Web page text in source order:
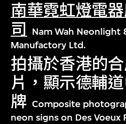
南華霓虹燈電
司
Nam Wah Neonlight
Manufactory Ltd.
拍攝於香港的
片，顯示德輔
牌 Composite
neon signs on Des Voeux